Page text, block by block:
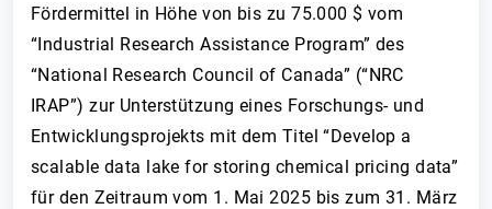
Fördermittel in Höhe von bis zu 75.000 $ vom
“Industrial Research Assistance Program” des
“National Research Council of Canada” (“NRC
IRAP”) zur Unterstützung eines Forschungs- und
Entwicklungsprojekts mit dem Titel “Develop a
scalable data lake for storing chemical pricing data”
für den Zeitraum vom 1. Mai 2025 bis zum 31. März